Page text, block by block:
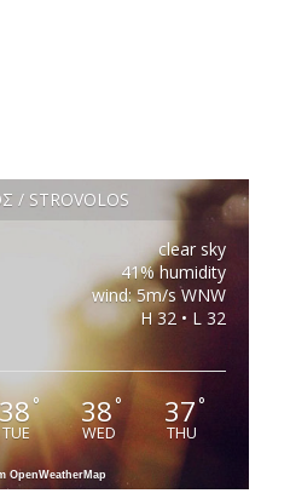
STROVOLOS
clear sky
41% humidity
wind: 5m/s WNW
H 32 • L 32
°
TUE
38°
WED
37°
THU
OpenWeatherMap